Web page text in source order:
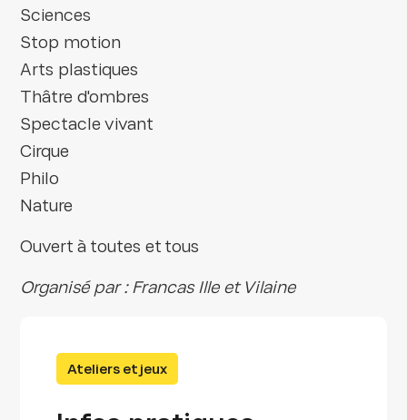
Sciences
Stop motion
Arts plastiques
Thâtre d'ombres
Spectacle vivant
Cirque
Philo
Nature
Ouvert à toutes et tous
Organisé par : Francas Ille et Vilaine
Ateliers et jeux